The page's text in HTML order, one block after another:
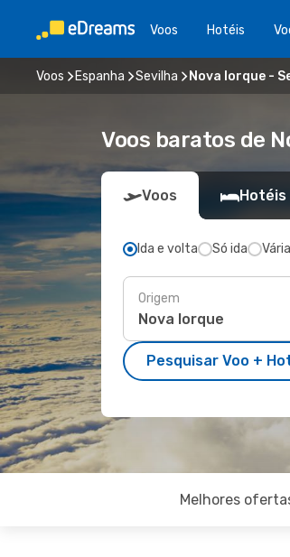
Voos Hotéis
Voos Espanha Sevilha Nova Iorque -
Voos baratos de
Voos Hotéis
Ida e volta Só ida
Origem
Pesquisar Voo +
Melhores